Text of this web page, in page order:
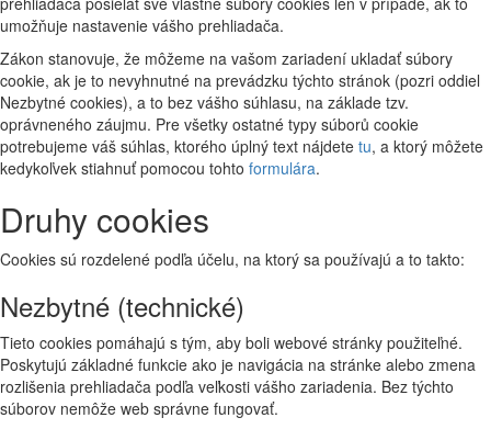
umožňuje nastavenie vášho prehliadača.
Zákon stanovuje, že môžeme na vašom zariadení ukladať súbory
cookie, ak je to nevyhnutné na prevádzku týchto stránok (pozri oddiel
Nezbytné cookies), a to bez vášho súhlasu, na základe tzv.
oprávneného záujmu. Pre všetky ostatné typy súborů cookie
potrebujeme váš súhlas, ktorého úplný text nájdete tu, a ktorý môžete
kedykoľvek stiahnuť pomocou tohto formulára.
Druhy cookies
Cookies sú rozdelené podľa účelu, na ktorý sa používajú a to takto:
Nezbytné (technické)
Tieto cookies pomáhajú s tým, aby boli webové stránky použiteľné.
Poskytujú základné funkcie ako je navigácia na stránke alebo zmena
rozlišenia prehliadača podľa veľkosti vášho zariadenia. Bez týchto
súborov nemôže web správne fungovať.